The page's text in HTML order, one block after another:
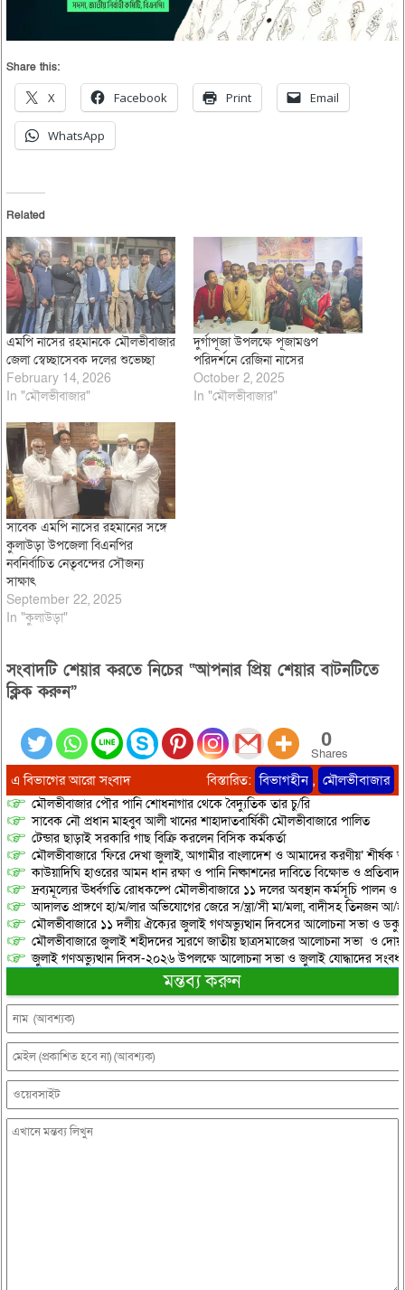
Share this:
X Facebook Print Email
WhatsApp
Related
এমপি নাসের রহমানকে মৌলভীবাজার
জেলা স্বেচ্ছাসেবক দলের শুভেচ্ছা
February 14, 2026
In "মৌলভীবাজার"
দুর্গাপূজা উপলক্ষে পূজামণ্ডপ
পরিদর্শনে রেজিনা নাসের
October 2, 2025
In "মৌলভীবাজার"
সাবেক এমপি নাসের রহমানের সঙ্গে
কুলাউড়া উপজেলা বিএনপির
নবনির্বাচিত নেতৃবন্দের সৌজন্য
সাক্ষাৎ
September 22, 2025
In "কুলাউড়া"
সংবাদটি শেয়ার করতে নিচের “আপনার প্রিয় শেয়ার বাটনটিতে
ক্লিক করুন”
0
Shares
এ বিভাগের আরো সংবাদ বিস্তারিত: বিভাগহীন , মৌলভীবাজার
মৌলভীবাজার পৌর পানি শোধনাগার থেকে বৈদ্যুতিক তার চু/রি
সাবেক নৌ প্রধান মাহবুব আলী খানের শাহাদাতবার্ষিকী মৌলভীবাজারে পালিত
টেন্ডার ছাড়াই সরকারি গাছ বিক্রি করলেন বিসিক কর্মকর্তা
মৌলভীবাজারে ‘ফিরে দেখা জুলাই, আগামীর বাংলাদেশ ও আমাদের করণীয়’ শীর্ষক
কাউয়াদিঘি হাওরের আমন ধান রক্ষা ও পানি নিষ্কাশনের দাবিতে বিক্ষোভ ও
দ্রব্যমূল্যের ঊর্ধ্বগতি রোধকল্পে মৌলভীবাজারে ১১ দলের অবস্থান কর্মসূচি পালন ও
আদালত প্রাঙ্গণে হা/ম/লার অভিযোগের জেরে স/ন্ত্রা/সী মা/মলা, বাদীসহ তিনজন আ/
মৌলভীবাজারে ১১ দলীয় ঐক্যের জুলাই গণঅভ্যুত্থান দিবসের আলোচনা সভা ও
মৌলভীবাজারে জুলাই শহীদদের স্মরণে জাতীয় ছাত্রসমাজের আলোচনা সভা ও
জুলাই গণঅভ্যুত্থান দিবস-২০২৬ উপলক্ষে আলোচনা সভা ও জুলাই যোদ্ধাদের
মন্তব্য করুন